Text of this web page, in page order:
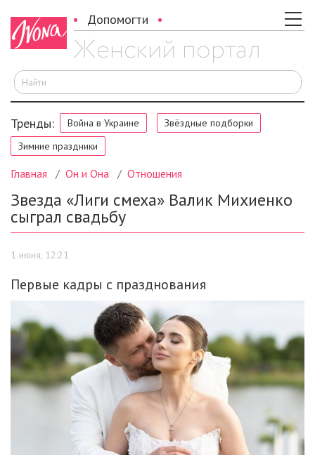
Допомогти
Тренды: Война в Украине
Звёздные подборки
Зимние праздники
Главная Он и Она Отношения
Звезда «Лиги смеха» Валик Михиенко
сыграл свадьбу
1 июня, 12:21
Первые кадры с празднования